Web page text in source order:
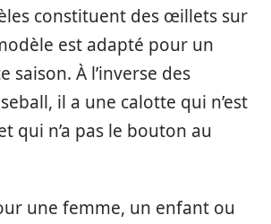
constituent des œillets sur
est adapté pour un
saison. À l’inverse des
il a une calotte qui n’est
qui n’a pas le bouton au
une femme, un enfant ou